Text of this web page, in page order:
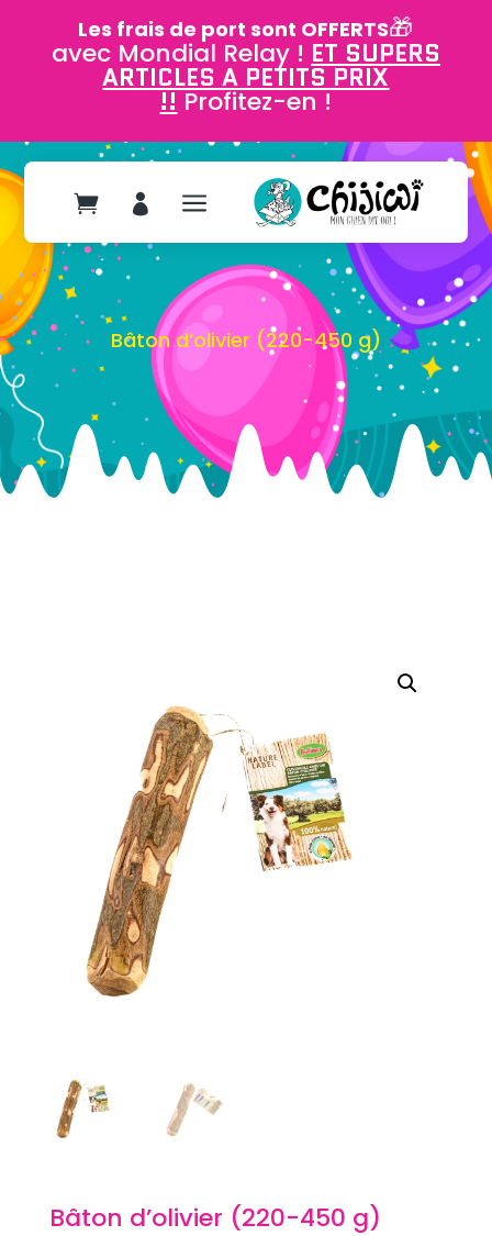
Les frais de port sont OFFERTS🎁
avec Mondial Relay ! ET SUPERS
ARTICLES A PETITS PRIX
!!Profitez-en !
  a
Bâton d’olivier (220-450 g)
Bâton d’olivier (220-450 g)